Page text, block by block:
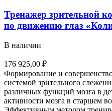
Тренажер зрительной
по движению глаз
В наличии
176 925,00 ₽
Формирование и
системой зрительного
различных функций мозга в
активности мозга в старшем